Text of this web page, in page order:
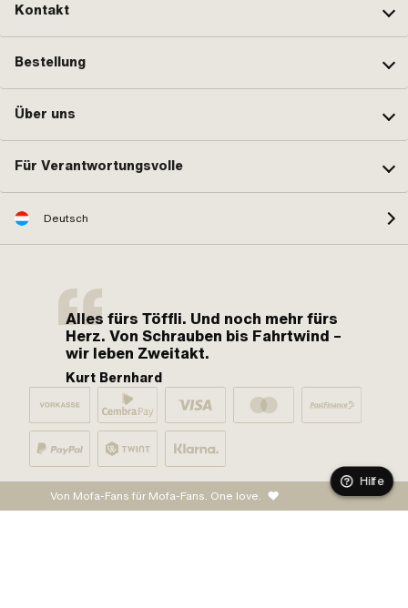
Kontakt
Bestellung
Über uns
Für Verantwortungsvolle
Deutsch
Alles fürs Töffli. Und noch mehr fürs
Herz. Von Schrauben bis Fahrtwind –
wir leben Zweitakt.
Kurt Bernhard
Von Mofa-Fans für Mofa-Fans. One love.
Hilfe